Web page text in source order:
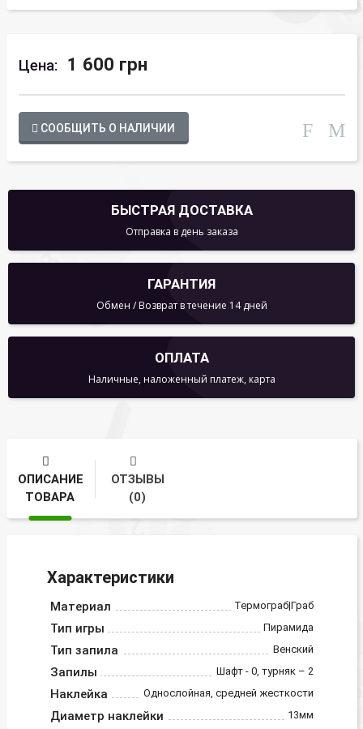
Цена: 1 600 грн
СООБЩИТЬ О НАЛИЧИИ
БЫСТРАЯ ДОСТАВКА
Отправка в день заказа
ГАРАНТИЯ
Обмен / Возврат в течение 14 дней
ОПЛАТА
Наличные, наложенный платеж, карта
ОПИСАНИЕ
ТОВАРА
ОТЗЫВЫ
(0)
Характеристики
Материал Термограб|Граб
Тип игры Пирамида
Тип запила Венский
Запилы Шафт - 0, турняк – 2
Наклейка Однослойная, средней жесткости
Диаметр наклейки 13мм